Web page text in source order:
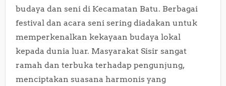
budaya dan seni di Kecamatan Batu. Berbagai
festival dan acara seni sering diadakan untuk
memperkenalkan kekayaan budaya lokal
kepada dunia luar. Masyarakat Sisir sangat
ramah dan terbuka terhadap pengunjung,
menciptakan suasana harmonis yang